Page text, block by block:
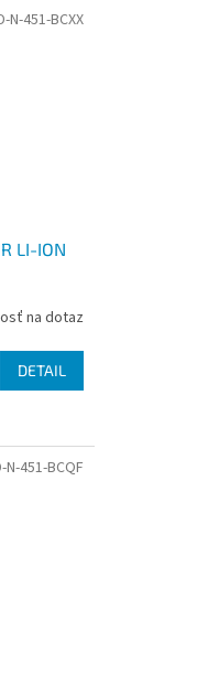
LI-ION
na dotaz
DETAIL
N-451-BCXX
N-451-BCQF